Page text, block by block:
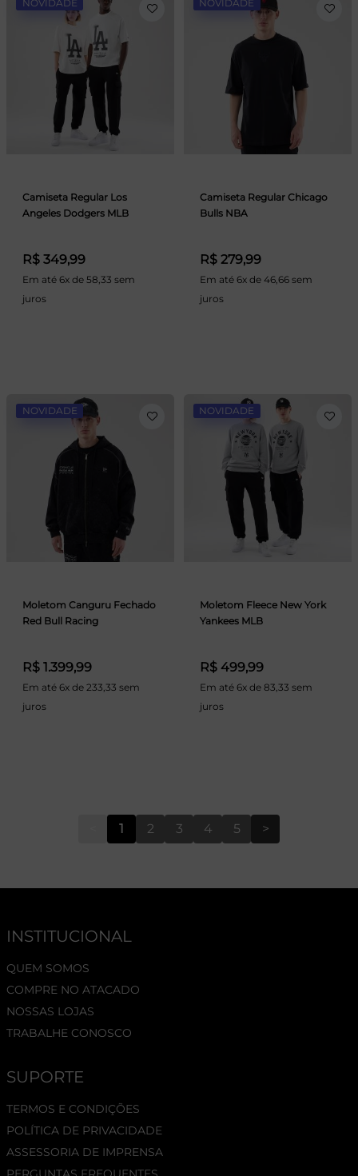
NOVIDADE
Camiseta Regular Los
Angeles Dodgers MLB
R$ 349,99
Em até 6x de 58,33 sem
juros
NOVIDADE
Camiseta Regular Chicago
Bulls NBA
R$ 279,99
Em até 6x de 46,66 sem
juros
NOVIDADE
Moletom Canguru Fechado
Red Bull Racing
R$ 1.399,99
Em até 6x de 233,33 sem
juros
NOVIDADE
Moletom Fleece New York
Yankees MLB
R$ 499,99
Em até 6x de 83,33 sem
juros
1 2 3 4 5 >
INSTITUCIONAL
QUEM SOMOS
COMPRE NO ATACADO
NOSSAS LOJAS
TRABALHE CONOSCO
SUPORTE
TERMOS E CONDIÇÕES
POLÍTICA DE PRIVACIDADE
ASSESSORIA DE IMPRENSA